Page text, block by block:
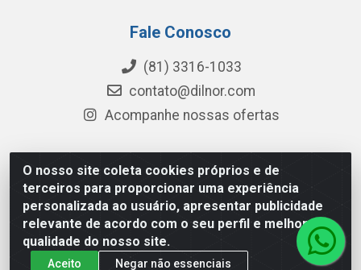
O nosso site coleta cookies próprios e de
terceiros para proporcionar uma experiência
personalizada ao usuário, apresentar publicidade
relevante de acordo com o seu perfil e melhorar a
qualidade do nosso site.
Aceito Negar não essenciais
Fale Conosco
(81) 3316-1033
contato@dilnor.com
Acompanhe nossas ofertas
Dilnor Distribuidora - Rua Professor Joaquim Cavalcanti,
975 - Iputinga - Recife/PE - CEP 50800-010 - CNPJ
04.054.534/0001-51